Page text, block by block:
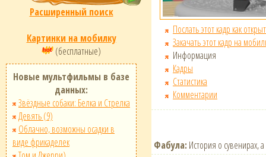
Расширенный поиск
Картинки на мобилку
(бесплатные)
Новые мультфильмы в базе
данных:
Звёздные собаки: Белка и Стрелка
Девять (9)
Облачно, возможны осадки в
виде фрикаделек
Послать этот кадр как
Закачать этот кадр на
Информация
Кадры
Статистика
Комментарии
Фабула: История о сувенирах,